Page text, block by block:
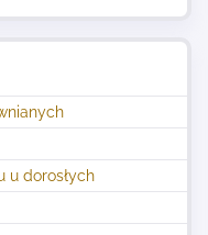
u dorosłych